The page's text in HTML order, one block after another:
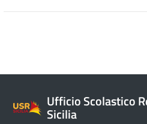
Ufficio Scolastico
Sicilia